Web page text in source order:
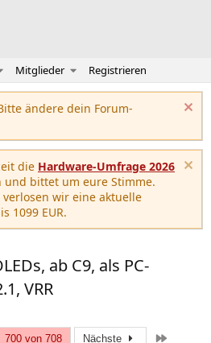
Mitglieder Registrieren
ändere dein Forum-
die Hardware-Umfrage 2026
und bittet um eure Stimme.
wir eine aktuelle
1099 EUR.
ab C9, als PC-
VRR
700 von 708 Nächste